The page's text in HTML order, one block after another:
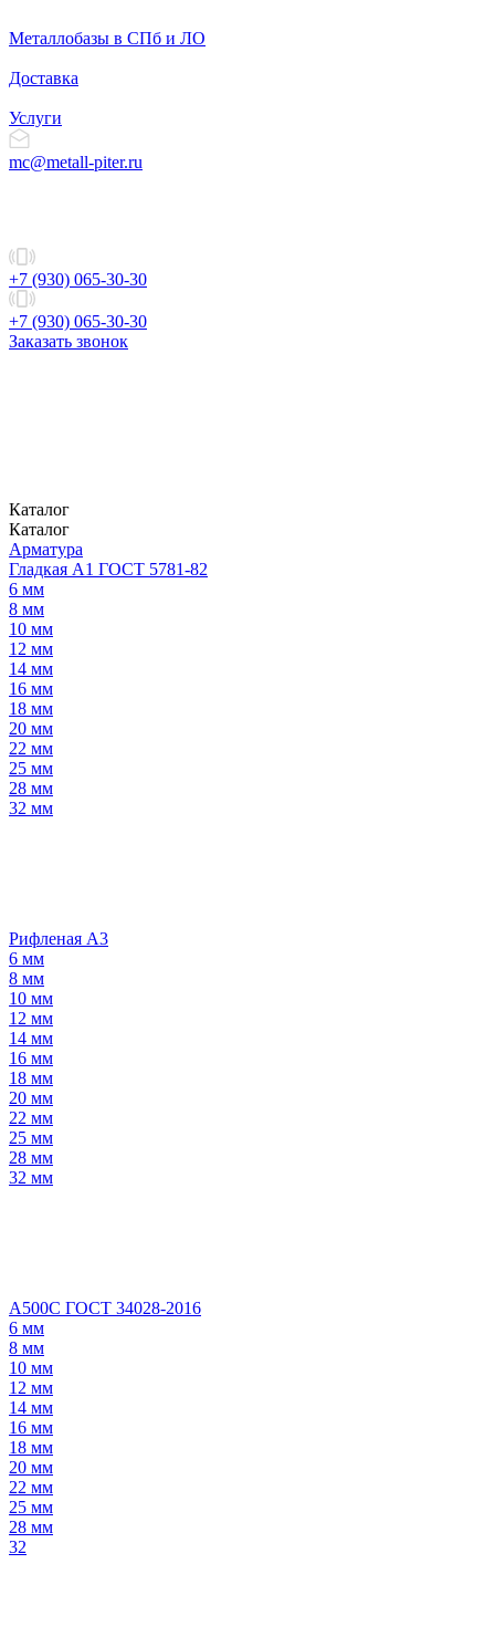
Металлобазы в СПб и ЛО
Доставка
Услуги
mc@metall-piter.ru
+7 (930) 065-30-30
+7 (930) 065-30-30
Заказать звонок
Каталог
Каталог
Арматура
Гладкая А1 ГОСТ 5781-82
6 мм
8 мм
10 мм
12 мм
14 мм
16 мм
18 мм
20 мм
22 мм
25 мм
28 мм
32 мм
Рифленая А3
6 мм
8 мм
10 мм
12 мм
14 мм
16 мм
18 мм
20 мм
22 мм
25 мм
28 мм
32 мм
А500С ГОСТ 34028-2016
6 мм
8 мм
10 мм
12 мм
14 мм
16 мм
18 мм
20 мм
22 мм
25 мм
28 мм
32